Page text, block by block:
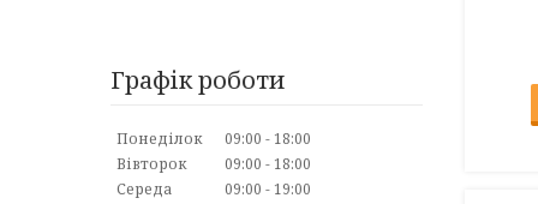
Графік роботи
Понеділок 09:00
18:00
Вівторок
09:00
18:00
Середа
09:00
19:00